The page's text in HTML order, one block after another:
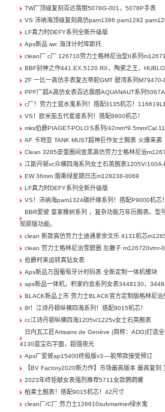
TW厂顶级复刻百达翡丽5078G-001，5078P手表
VS 沛纳海顶级复刻高仿pam1386 pam1292
LF真力时DEFY系列全新升级版
Aps新品 iwc 海洋计时库斯托
clean厂 c厂 126710劳力士格林尼治型II系列
BBF封神之作441.EX.5120.RX，陶瓷之王，
ZF 一比一高仿手表复古帝舵GMT 碧湾系列
PPF厂超A高仿女表百达翡丽AQUANAUT系列
c厂！劳力士蓝水鬼系列！搭配3135机芯！
VS！欧米茄五代星座系列！搭配8900机芯！
mks伯爵PIAGET-POLO’S系列/42mm*9.5mm/
AF 卡地亚 TANK MUST超神巨作女士腕表 火爆来袭
Clean 3285皮蛋圈间金黑高仿劳力士格林尼治
江斯丹顿vc众横四海系列女士石英腕表1205V/
EW 36mm 烟熏绿星期日志m128238-0069
LF真力时DEFY系列全新升级版
VS！沛纳海pam1324碳纤维系列！搭配P9000机芯！
BBR爱彼 皇家橡树系列 ，复杂功能万年历腕表。
现原版功能。
clean 新款高仿劳力士迪通拿余文乐 4131机芯
clean 劳力士格林尼治雪碧圈 左撇子 m126720vtnr-
伯爵时来运转真钻女表
Aps新品万国葡萄牙计时码表 全新定制一体机模块
aps新品一体机，积家约会系列女表3448130，
BLACK新品上市 劳力士BLACK官方定制版格林尼治
8f！江诗丹顿纵横四海系列！搭配9015机芯！
cc江诗丹顿纵横四海1205v/1225v女士石英腕表
日内瓦工匠Artisans de Genève (简称：ADG)打造
4130蓝宝石字面，超强夜光
Aps厂爱彼ap15400终极版v3----胶带款接受预订
【BV Factory2020新力作】市场最高版本 最高复
2023年终钜献女表强烈推荐5711女款鹦鹉螺
柏莱士腕表！搭配9015机芯！42尺寸
clean厂/C厂 劳力士126610submariner绿水鬼